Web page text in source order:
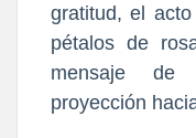
gratitud, el
pétalos de
mensaje de
proyección